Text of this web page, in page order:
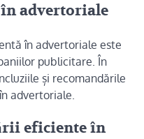
advertoriale
în advertoriale este
publicitare. În
și recomandările
advertoriale.
eficiente în